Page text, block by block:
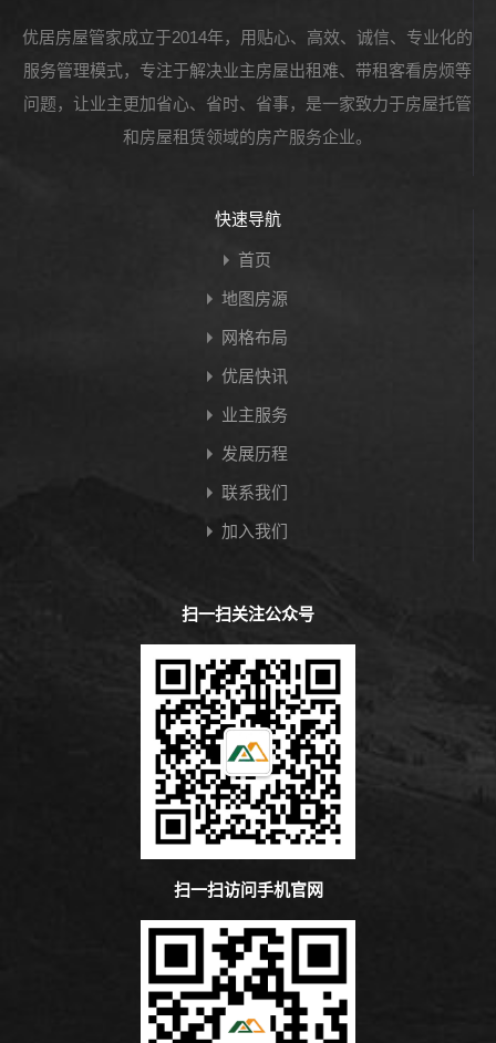
优居房屋管家成立于2014年，用贴心、高效、诚信、专业化的
服务管理模式，专注于解决业主房屋出租难、带租客看房烦等
问题，让业主更加省心、省时、省事，是一家致力于房屋托管
和房屋租赁领域的房产服务企业。
快速导航
首页
地图房源
网格布局
优居快讯
业主服务
发展历程
联系我们
加入我们
扫一扫关注公众号
扫一扫访问手机官网